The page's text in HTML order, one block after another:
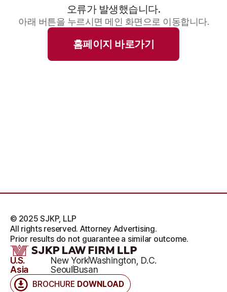
오류가 발생했습니다.
아래 버튼을 누르시면 메인 화면으로 이동합니다.
홈페이지 바로가기
BROCHURE DOWNLOAD
U.S. New YorkWashington, D.C.
Asia
SeoulBusan
© 2025 SJKP, LLP
All rights reserved. Attorney Advertising.
Prior results do not guarantee a similar outcome.